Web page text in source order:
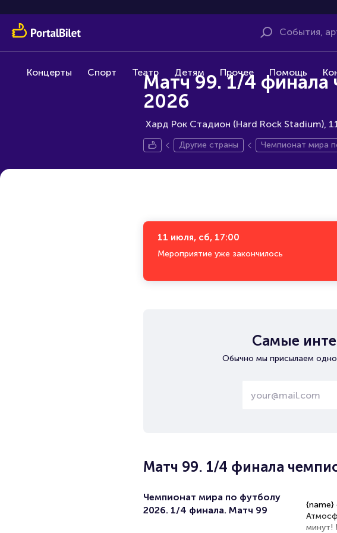
Концерты Спорт Театр Детям Прочее Помощь
Матч 99. 1/4 финала
2026
Хард Рок Стадион (Hard Rock Stadium),
Другие страны Чемпионат мира
11 июля, сб, 17:00
Мероприятие уже закончилось
Самые
Обычно мы присылаем
Матч 99. 1/4 финала
Чемпионат мира по футболу
2026. 1/4 финала. Матч 99
{name}
минут!